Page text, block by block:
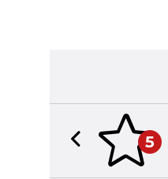
5
Previous slide